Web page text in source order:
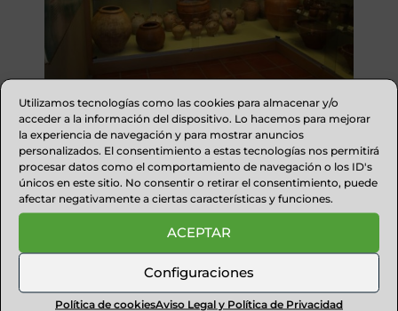
Utilizamos tecnologías como las cookies para almacenar y/o
acceder a la información del dispositivo. Lo hacemos para mejorar
la experiencia de navegación y para mostrar anuncios
personalizados. El consentimiento a estas tecnologías nos permitirá
procesar datos como el comportamiento de navegación o los ID's
únicos en este sitio. No consentir o retirar el consentimiento, puede
afectar negativamente a ciertas características y funciones.
ACEPTAR
Configuraciones
Política de cookiesAviso Legal y Política de Privacidad
MUSEO DE ALFARERÍA
TRADICIONAL ARAGONESA
RECOMENDAMOS